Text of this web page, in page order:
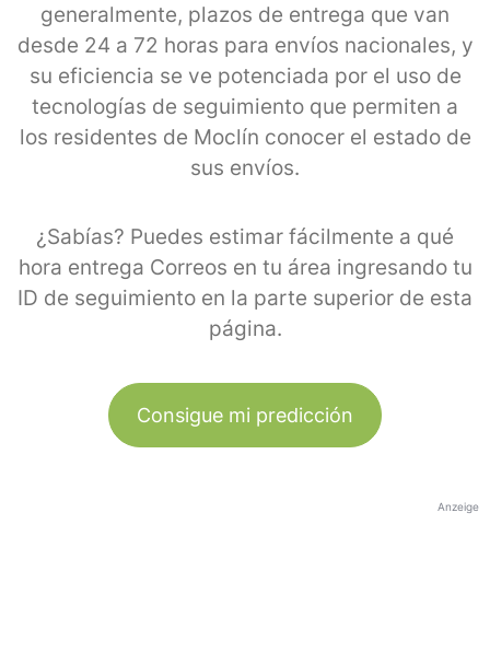
generalmente, plazos de entrega que van
desde 24 a 72 horas para envíos nacionales, y
su eficiencia se ve potenciada por el uso de
tecnologías de seguimiento que permiten a
los residentes de Moclín conocer el estado de
sus envíos.
¿Sabías? Puedes estimar fácilmente a qué
hora entrega Correos en tu área ingresando tu
ID de seguimiento en la parte superior de esta
página.
Consigue mi predicción
Anzeige